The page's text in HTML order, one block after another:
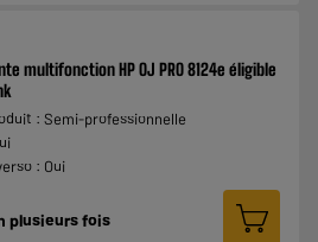
multifonction HP OJ PRO 8124e éligible
: Semi-professionnelle
: Oui
plusieurs fois